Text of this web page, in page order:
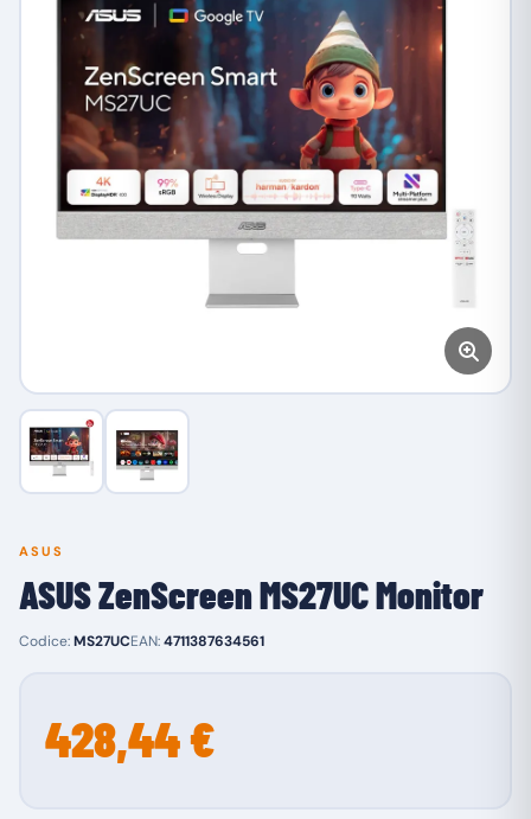
ASUS
ASUS ZenScreen MS27UC Monitor
Codice:MS27UCEAN:4711387634561
428,44 €